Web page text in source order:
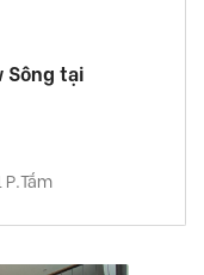
Quận
Sông tại
P.Tắm